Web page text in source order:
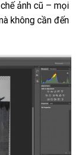
ảnh cũ – mọi
không cần đến